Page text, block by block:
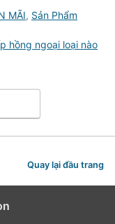
MÃI, Sản Phẩm
hồng ngoại loại nào
Quay lại đầu trang